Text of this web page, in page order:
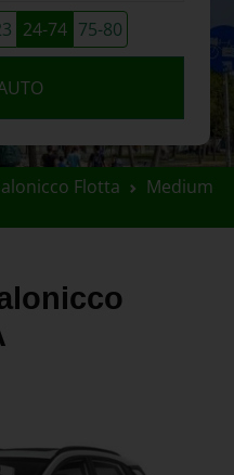
24-74 75-80
Flotta
Medium